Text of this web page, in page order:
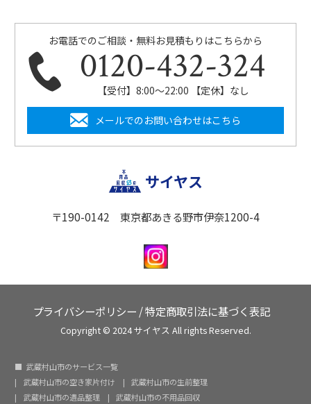
お電話でのご相談・無料お見積もりはこちらから
0120-432-324
【受付】8:00〜22:00 【定休】なし
メールでのお問い合わせはこちら
サイヤス
〒190-0142 東京都あきる野市伊奈1200-4
プライバシーポリシー /特定商取引法に基づく表記
Copyright © 2024 サイヤス All rights Reserved.
武蔵村山市のサービス一覧
武蔵村山市の空き家片付け
武蔵村山市の生前整理
武蔵村山市の遺品整理
武蔵村山市の不用品回収